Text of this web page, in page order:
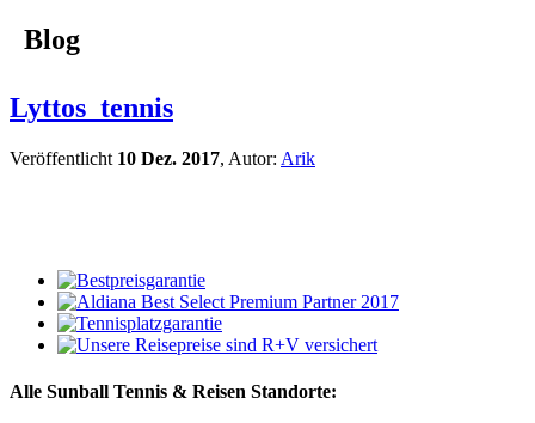
Blog
Lyttos_tennis
Veröffentlicht 10 Dez. 2017, Autor: Arik
Alle Sunball Tennis & Reisen Standorte: